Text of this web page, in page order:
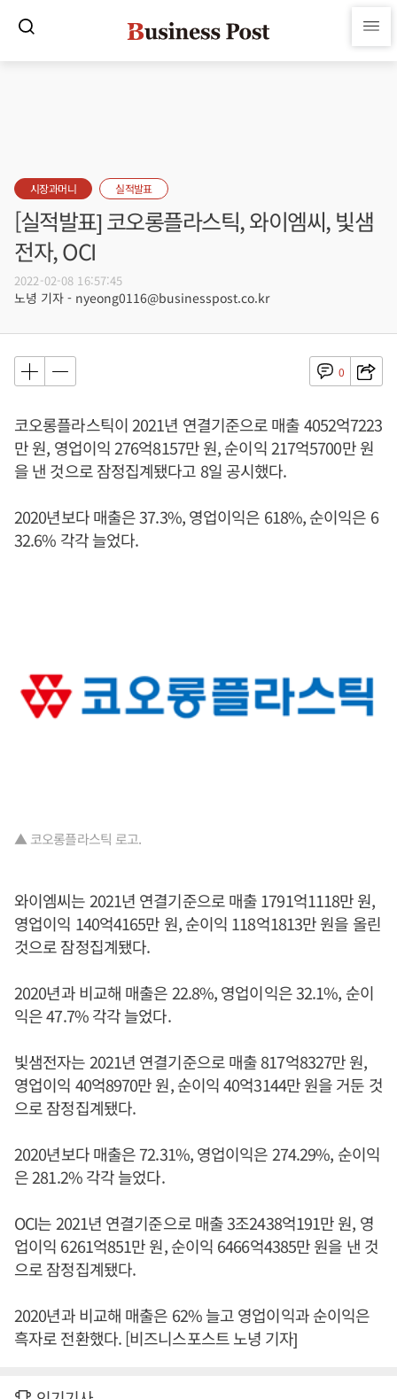
시장과머니 실적발표
[실적발표] 코오롱플라스틱, 와이엠씨, 빛샘
전자, OCI
2022-02-08 16:57:45
노녕 기자 - nyeong0116@businesspost.co.kr
0
코오롱플라스틱이 2021년 연결기준으로 매출 4052억7223
만 원, 영업이익 276억8157만 원, 순이익 217억5700만 원
을 낸 것으로 잠정집계됐다고 8일 공시했다.
2020년보다 매출은 37.3%, 영업이익은 618%, 순이익은 6
32.6% 각각 늘었다.
▲ 코오롱플라스틱 로고.
와이엠씨는 2021년 연결기준으로 매출 1791억1118만 원,
영업이익 140억4165만 원, 순이익 118억1813만 원을 올린
것으로 잠정집계됐다.
2020년과 비교해 매출은 22.8%, 영업이익은 32.1%, 순이
익은 47.7% 각각 늘었다.
빛샘전자는 2021년 연결기준으로 매출 817억8327만 원,
영업이익 40억8970만 원, 순이익 40억3144만 원을 거둔 것
으로 잠정집계됐다.
2020년보다 매출은 72.31%, 영업이익은 274.29%, 순이익
은 281.2% 각각 늘었다.
OCI는 2021년 연결기준으로 매출 3조2438억191만 원, 영
업이익 6261억851만 원, 순이익 6466억4385만 원을 낸 것
으로 잠정집계됐다.
2020년과 비교해 매출은 62% 늘고 영업이익과 순이익은
흑자로 전환했다. [비즈니스포스트 노녕 기자]